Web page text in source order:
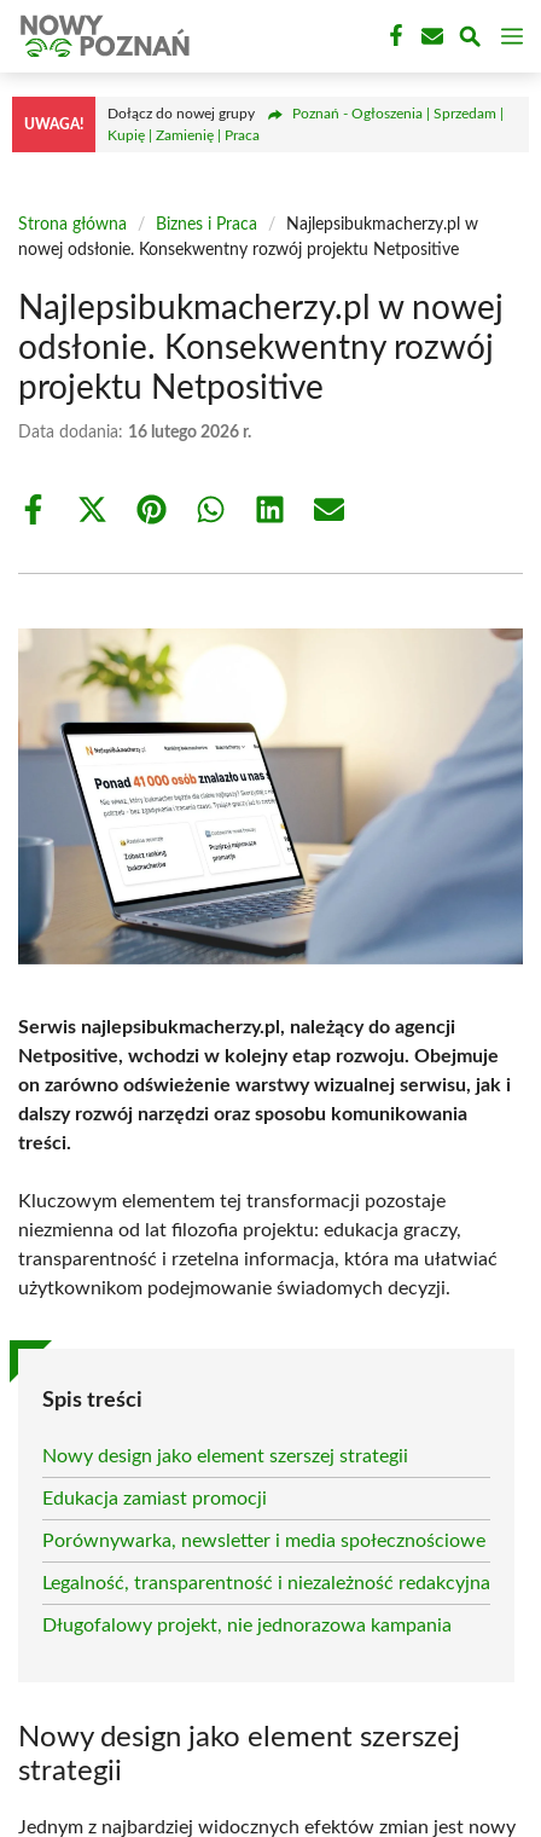
Przejdź
treści
UWAGA!
Dołącz do nowej grupy
Poznań - Ogłoszenia | Sprzedam |
Kupię | Zamienię | Praca
Strona główna / Biznes i Praca /
Najlepsibukmacherzy.pl w
nowej odsłonie. Konsekwentny rozwój projektu Netpositive
Najlepsibukmacherzy.pl w nowej
odsłonie. Konsekwentny rozwój
projektu Netpositive
Data dodania: 16 lutego 2026 r.
Share
Share
(Twitter)
Share Share Share Share
Serwis najlepsibukmacherzy.pl, należący do agencji
Netpositive, wchodzi w kolejny etap rozwoju. Obejmuje
on zarówno odświeżenie warstwy wizualnej serwisu, jak i
dalszy rozwój narzędzi oraz sposobu komunikowania
treści.
Kluczowym elementem tej transformacji pozostaje
niezmienna od lat filozofia projektu: edukacja graczy,
transparentność i rzetelna informacja, która ma ułatwiać
użytkownikom podejmowanie świadomych decyzji.
Spis treści
Nowy design jako element szerszej strategii
Edukacja zamiast promocji
Porównywarka, newsletter i media społecznościowe
Legalność, transparentność i niezależność redakcyjna
Długofalowy projekt, nie jednorazowa kampania
Nowy design jako element szerszej
strategii
Jednym z najbardziej widocznych efektów zmian jest nowy